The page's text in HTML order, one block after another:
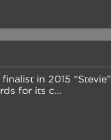
in 2015
for its c...